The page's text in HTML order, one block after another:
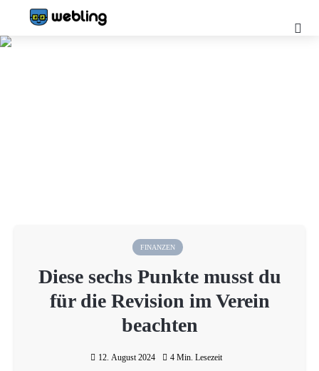
FINANZEN
Diese sechs Punkte musst du
für die Revision im Verein
beachten
12. August 2024 4 Min. Lesezeit